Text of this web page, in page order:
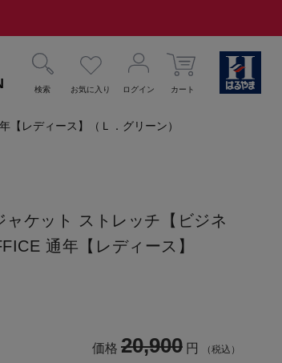
検索 お気に入り ログイン カート
【レディース】（Ｌ．グリーン）
ャケット ストレッチ【ビジネ
通年【レディース】
価格 20,900 円 （税込）